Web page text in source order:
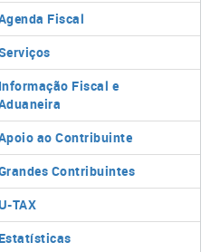
Fiscal
Informação Fiscal e
ao Contribuinte
Contribuintes
TAX
Estatísticas